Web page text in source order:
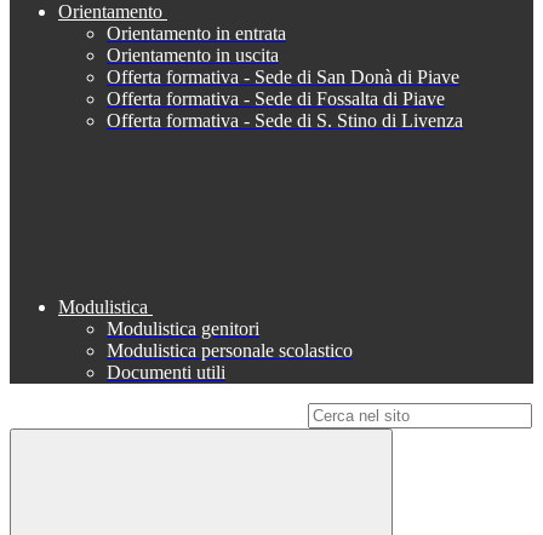
Orientamento
Orientamento in entrata
Orientamento in uscita
Offerta formativa - Sede di San Donà di Piave
Offerta formativa - Sede di Fossalta di Piave
Offerta formativa - Sede di S. Stino di Livenza
Modulistica
Modulistica genitori
Modulistica personale scolastico
Documenti utili